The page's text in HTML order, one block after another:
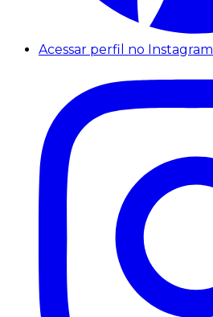
Acessar perfil no Instagram